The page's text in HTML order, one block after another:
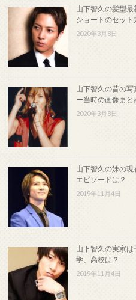
山下智久の髪型
ショートのセット
2020年3月8日
山下智久の昔の
ー当時の画像まと
2020年3月8日
山下智久の妹の
エピソードは？
2019年11月4日
山下智久の実家
学、高校は？
2019年11月4日